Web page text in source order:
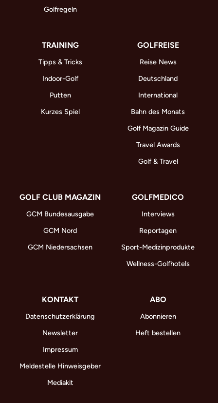
Golfregeln
TRAINING
Tipps & Tricks
Indoor-Golf
Putten
Kurzes Spiel
GOLFREISE
Reise News
Deutschland
International
Bahn des Monats
Golf Magazin Guide
Travel Awards
Golf & Travel
GOLF CLUB MAGAZIN
GCM Bundesausgabe
GCM Nord
GCM Niedersachsen
GOLFMEDICO
Interviews
Reportagen
Sport-Medizinprodukte
Wellness-Golfhotels
KONTAKT
Datenschutzerklärung
Newsletter
Impressum
Meldestelle Hinweisgeber
Mediakit
ABO
Abonnieren
Heft bestellen